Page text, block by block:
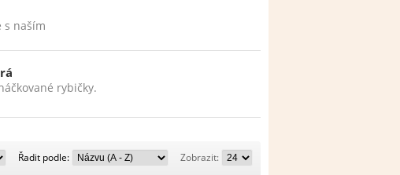
s naším
rybičky.
Zobrazit: Zobrazit:
Řadit podle:
Řadit